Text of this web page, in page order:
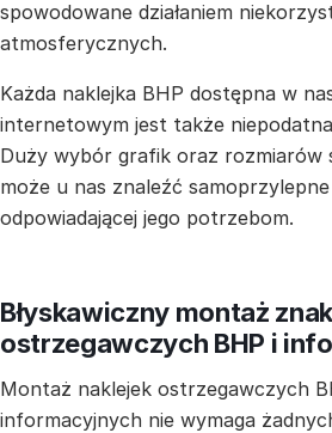
spowodowane działaniem
atmosferycznych.
Każda naklejka BHP dostępna w
internetowym jest także
Duży wybór grafik oraz rozmiarów
może u nas znaleźć
odpowiadającej jego potrzebom.
Błyskawiczny montaż
ostrzegawczych BHP i
Montaż naklejek ostrzegawczych
informacyjnych nie wymaga